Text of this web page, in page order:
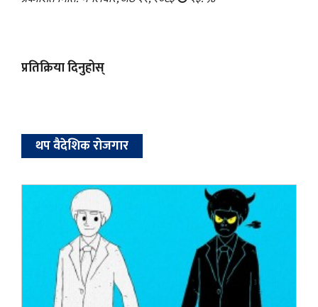
प्रतिक्रिया दिनुहोस्
थप वैदेशिक रोजगार